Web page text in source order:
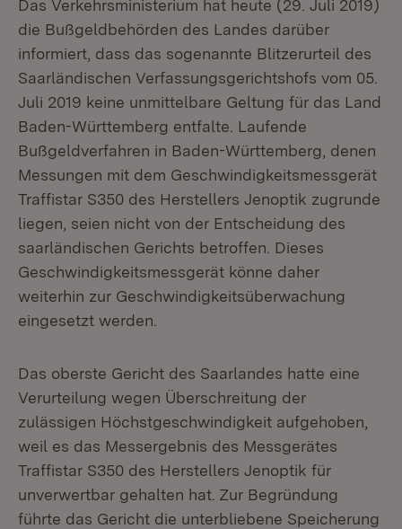
Das Verkehrsministerium hat heute (29. Juli 2019)
die Bußgeldbehörden des Landes darüber
informiert, dass das sogenannte Blitzerurteil des
Saarländischen Verfassungsgerichtshofs vom 05.
Juli 2019 keine unmittelbare Geltung für das Land
Baden-Württemberg entfalte. Laufende
Bußgeldverfahren in Baden-Württemberg, denen
Messungen mit dem Geschwindigkeitsmessgerät
Traffistar S350 des Herstellers Jenoptik zugrunde
liegen, seien nicht von der Entscheidung des
saarländischen Gerichts betroffen. Dieses
Geschwindigkeitsmessgerät könne daher
weiterhin zur Geschwindigkeitsüberwachung
eingesetzt werden.
Das oberste Gericht des Saarlandes hatte eine
Verurteilung wegen Überschreitung der
zulässigen Höchstgeschwindigkeit aufgehoben,
weil es das Messergebnis des Messgerätes
Traffistar S350 des Herstellers Jenoptik für
unverwertbar gehalten hat. Zur Begründung
führte das Gericht die unterbliebene Speicherung